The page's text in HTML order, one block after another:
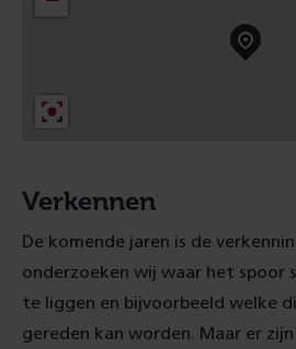
Verkennen
De komende jaren is de
onderzoeken wij waar het spoor
te liggen en bijvoorbeeld welke
gereden kan worden. Maar er